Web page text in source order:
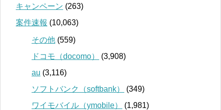
キャンペーン (263)
案件速報 (10,063)
その他 (559)
ドコモ（docomo）
(3,908)
au (3,116)
ソフトバンク（softbank）
(349)
ワイモバイル（ymobile）
(1,981)